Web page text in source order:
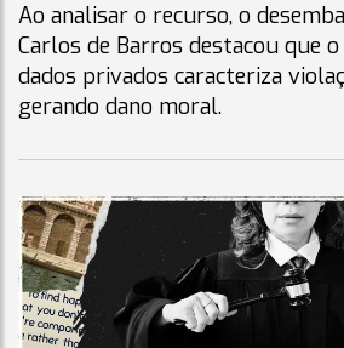
Ao analisar o recurso, o
Carlos de Barros destacou que
dados privados caracteriza
gerando dano moral.